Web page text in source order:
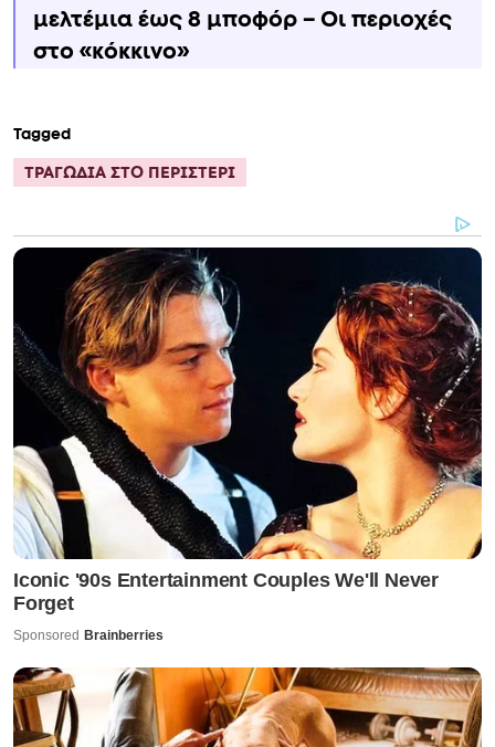
μελτέμια έως 8 μποφόρ – Οι περιοχές
στο «κόκκινο»
Tagged
ΤΡΑΓΩΔΙΑ ΣΤΟ ΠΕΡΙΣΤΕΡΙ